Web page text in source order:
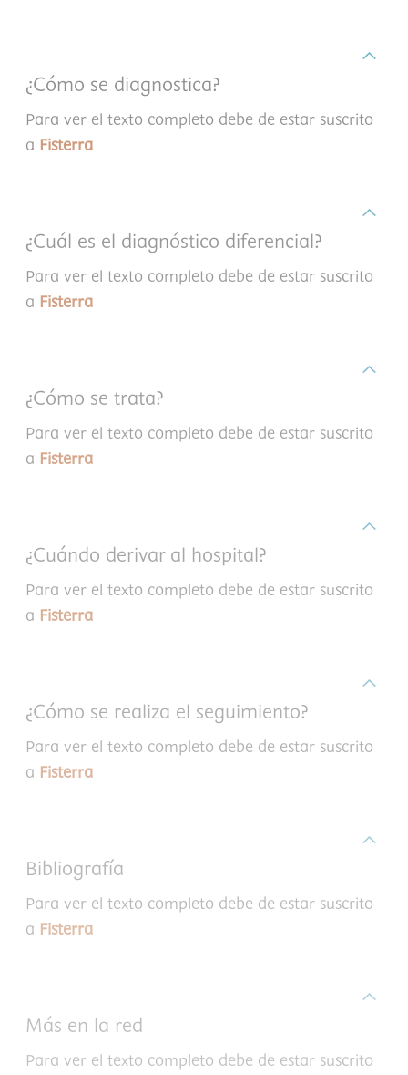
¿Cómo se diagnostica?
Para ver el texto completo debe de estar suscrito
a Fisterra
¿Cuál es el diagnóstico diferencial?
Para ver el texto completo debe de estar suscrito
a Fisterra
¿Cómo se trata?
Para ver el texto completo debe de estar suscrito
a Fisterra
¿Cuándo derivar al hospital?
Para ver el texto completo debe de estar suscrito
a Fisterra
¿Cómo se realiza el seguimiento?
Para ver el texto completo debe de estar suscrito
a Fisterra
Bibliografía
Para ver el texto completo debe de estar suscrito
a Fisterra
Más en la red
Para ver el texto completo debe de estar suscrito